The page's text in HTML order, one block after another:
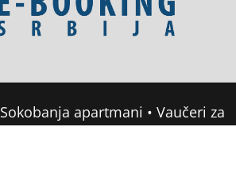
Sokobanja apartmani • Vaučeri za